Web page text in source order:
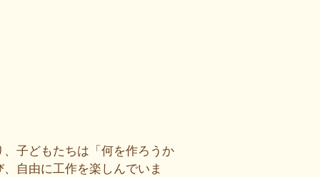
子どもたちは「何を作ろうか
自由に工作を楽しんでいま